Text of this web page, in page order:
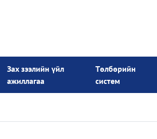
Зах зээлийн үйл
ажиллагаа
Төлбөрийн
систем